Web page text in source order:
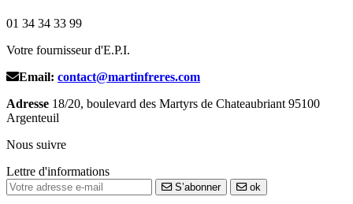
01 34 34 33 99
Votre fournisseur d'E.P.I.
Email: contact@martinfreres.com
Adresse 18/20, boulevard des Martyrs de Chateaubriant 95100
Argenteuil
Nous suivre
Lettre d'informations
S’abonner ok